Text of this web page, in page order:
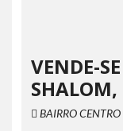
VENDE-
SHALOM,
BAIRRO CENTRO